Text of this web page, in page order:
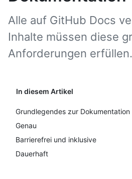
Alle auf GitHub Docs
Inhalte müssen diese
Anforderungen erfüllen.
In diesem Artikel
Grundlegendes zur Dokumentation
Genau
Barrierefrei und inklusive
Dauerhaft